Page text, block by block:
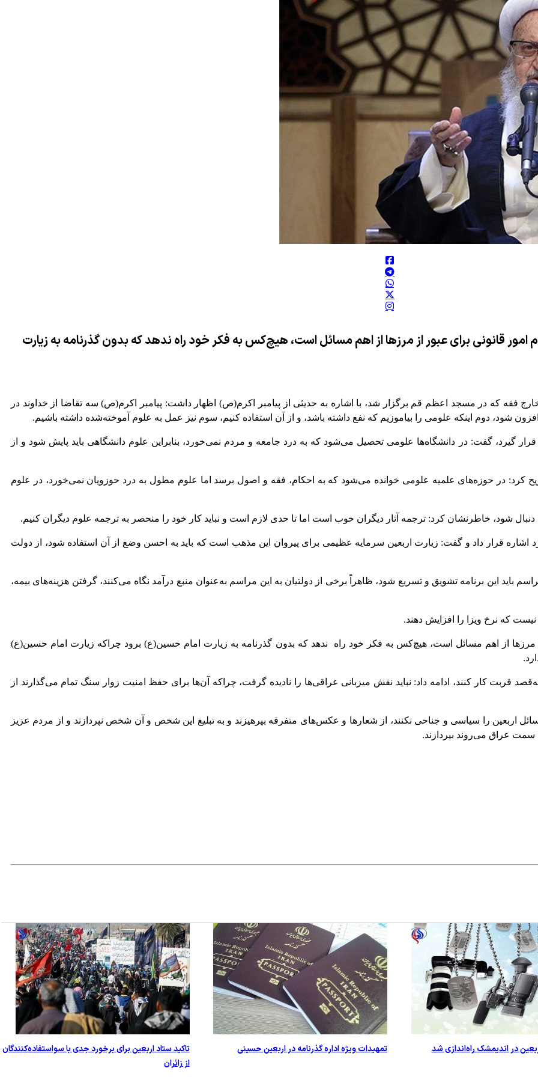
قانونی برای عبور از مرزها از اهم مسائل است، هیچ‌کس به فکر خود راه ندهد که بدون گذرنامه به زیارت
فقه که در مسجد اعظم قم برگزار شد، با اشاره به حدیثی از پیامبر اکرم(ص) اظهار داشت: پیامبر اکرم(ص) سه تقاضا از خداوند در
شود، دوم اینکه علومی را بیاموزیم که نفع داشته باشد، و از آن استفاده کنیم، سوم نیز عمل به علوم آموخته‌شده داشته باشیم.
قرار گیرد، گفت: در دانشگاه‌ها علومی تحصیل می‌شود که به درد جامعه و مردم نمی‌خورد، بنابراین علوم دانشگاهی باید پایش شود و از
کرد: در حوزه‌های علمیه علومی خوانده می‌شود که به احکام، فقه و اصول برسد اما علوم مطول به درد حوزویان نمی‌خورد، در علوم
دنبال شود، خاطرنشان کرد: ترجمه آثار دیگران خوب است اما تا حدی لازم است و نباید کار خود را منحصر به ترجمه علوم دیگران کنیم.
اشاره قرار داد و گفت: زیارت اربعین سرمایه عظیمی برای پیروان این مذهب است که باید به احسن وضع از آن استفاده شود، از دولت
باید این برنامه تشویق و تسریع شود، ظاهراً برخی از دولتیان به این مراسم به‌عنوان منبع درآمد نگاه می‌کنند، گرفتن هزینه‌های بیمه،
که نرخ ویزا را افزایش دهند.
مرزها از اهم مسائل است، هیچ‌کس به فکر خود راه ندهد که بدون گذرنامه به زیارت امام حسین(ع) برود چراکه زیارت امام حسین(ع)
قربت کار کنند، ادامه داد: نباید نقش میزبانی عراقی‌ها را نادیده گرفت، چراکه آن‌ها برای حفظ امنیت زوار سنگ تمام می‌گذارند از
اربعین را سیاسی و جناحی نکنند، از شعارها و عکس‌های متفرقه بپرهیزند و به تبلیغ این شخص و آن شخص نپردازند و از مردم عزیز
سمت عراق می‌روند بپردازند.
در اندیمشک راه‌اندازی شد تمهیدات ویژه اداره گذرنامه در اربعین حسینی
تاکید ستاد اربعین برای برخورد جدی با سواستفاده‌کنندگان
از زائران